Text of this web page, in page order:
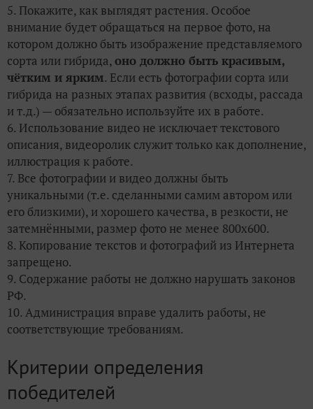
5. Покажите, как выглядят растения. Особое
внимание будет обращаться на первое фото, на
котором должно быть изображение представляемого
сорта или гибрида,оно должно быть красивым,
чётким и ярким. Если есть фотографии сорта или
гибрида на разных этапах развития (всходы, рассада
и т.д.) — обязательно используйте их в работе.
6. Использование видео не исключает текстового
описания, видеоролик служит только как дополнение,
иллюстрация к работе.
7. Все фотографии и видео должны быть
уникальными (т.е. сделанными самим автором или
его близкими), и хорошего качества, в резкости, не
затемнёнными, размер фото не менее 800х600.
8. Копирование текстов и фотографий из Интернета
запрещено.
9. Содержание работы не должно нарушать законов
РФ.
10. Администрация вправе удалить работы, не
соответствующие требованиям.
Критерии определения
победителей